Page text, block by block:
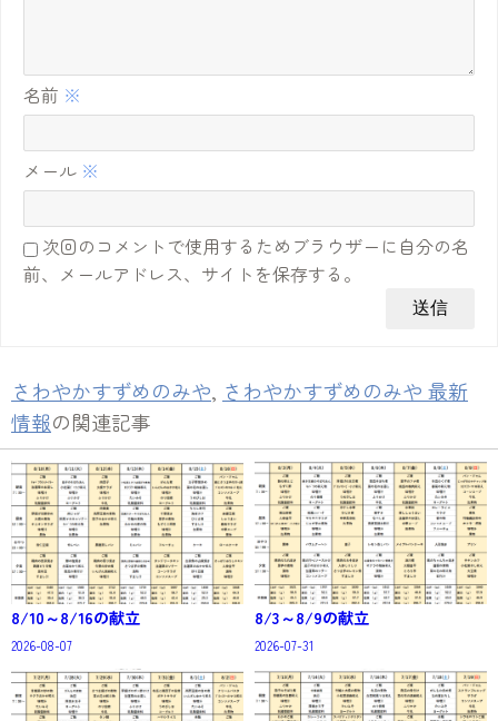
名前 ※
メール ※
次回のコメントで使用するためブラウザーに自分の名
前、メールアドレス、サイトを保存する。
さわやかすずめのみや, さわやかすずめのみや 最新
情報の関連記事
8/10～8/16の献立
2026-08-07
8/3～8/9の献立
2026-07-31